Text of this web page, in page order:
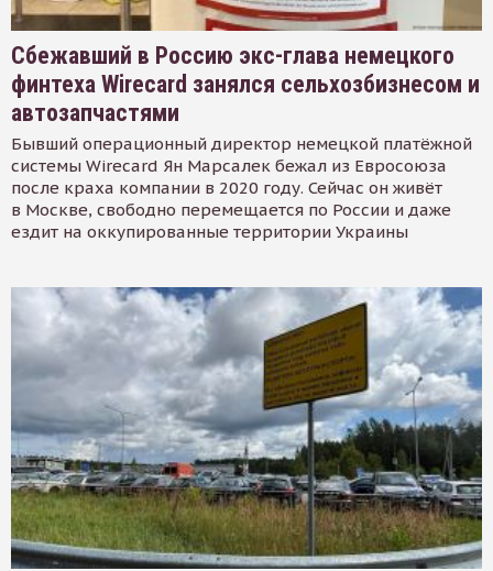
Сбежавший в Россию экс-глава немецкого
финтеха Wirecard занялся сельхозбизнесом и
автозапчастями
Бывший операционный директор немецкой платёжной
системы Wirecard Ян Марсалек бежал из Евросоюза
после краха компании в 2020 году. Сейчас он живёт
в Москве, свободно перемещается по России и даже
ездит на оккупированные территории Украины